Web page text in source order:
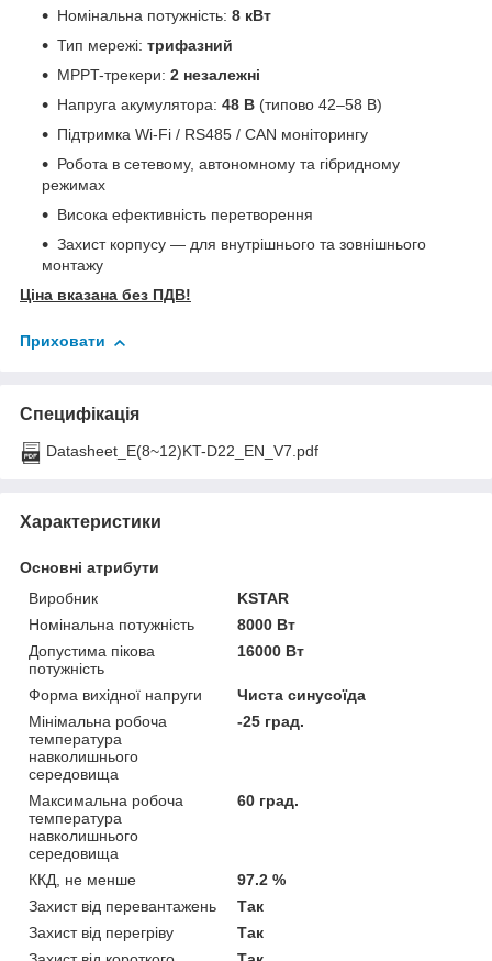
Номінальна потужність: 8 кВт
Тип мережі: трифазний
MPPT-трекери: 2 незалежні
Напруга акумулятора: 48 В (типово 42–58 В)
Підтримка Wi-Fi / RS485 / CAN моніторингу
Робота в сетевому, автономному та гібридному
режимах
Висока ефективність перетворення
Захист корпусу — для внутрішнього та зовнішнього
монтажу
Ціна вказана без ПДВ!
Приховати
Специфікація
Datasheet_E(8~12)KT-D22_EN_V7.pdf
Характеристики
Основні атрибути
Виробник
KSTAR
Номінальна потужність
8000 Вт
Допустима пікова
потужність
16000 Вт
Форма вихідної напруги
Чиста синусоїда
Мінімальна робоча
температура
навколишнього
середовища
-25 град.
Максимальна робоча
температура
навколишнього
середовища
60 град.
ККД, не менше
97.2 %
Захист від перевантажень
Так
Захист від перегріву
Так